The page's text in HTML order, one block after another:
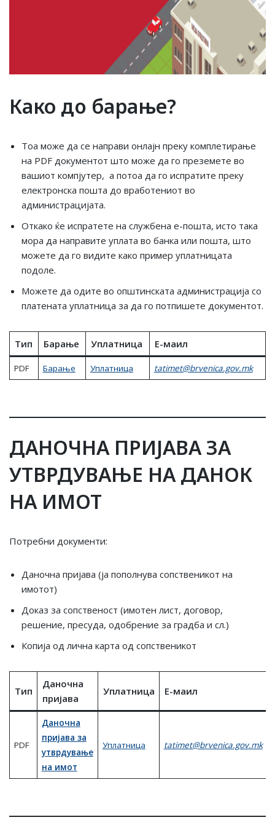
Како дo барање?
Тоа може да се направи онлајн преку комплетирање
на PDF документот што може да го преземете во
вашиот компјутер, а потоа да го испратите преку
електронска пошта до вработениот во
администрацијата.
Откако ќе испратете на службена е-пошта, исто така
мора да направите уплата во банка или пошта, што
можете да го видите како пример уплатницата
подоле.
Можете да одите во општинската администрација со
платената уплатница за да го потпишете документот.
Tип Барање Уплатница E-маил
PDF Барање Уплатница tatimet@brvenica.gov.mk
ДАНОЧНА ПРИЈАВА ЗА
УТВРДУВАЊЕ НА ДАНОК
НА ИМОТ
Потребни документи:
Даночна пријава (ја пополнува сопственикот на
имотот)
Доказ за сопственост (имотен лист, договор,
решение, пресуда, одобрение за градба и сл.)
Копија од лична карта од сопственикот
Tип
Даночна
пријава
Уплатница E-маил
PDF
Даночна
пријава за
утврдување
на имот
Уплатница tatimet@brvenica.gov.mk